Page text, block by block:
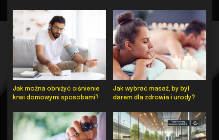
Jak można obniżyć ciśnienie
krwi domowymi sposobami?
Jak wybrać masaż, by był
darem dla zdrowia i urody?